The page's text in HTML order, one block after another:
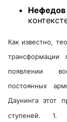
Нефедов
Как известно,
трансформации
появлении
постоянных
Даунинга этот
ступеней. 1.